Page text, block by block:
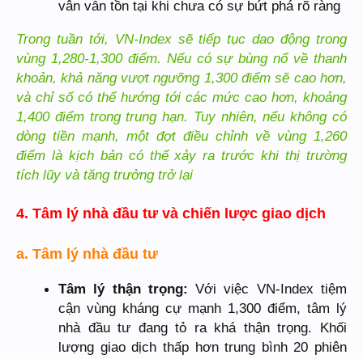
vân vẫn tồn tại khi chưa có sự bứt phá rõ ràng
Trong tuần tới, VN-Index sẽ tiếp tục dao động trong
vùng 1,280-1,300 điểm. Nếu có sự bùng nổ về thanh
khoản, khả năng vượt ngưỡng 1,300 điểm sẽ cao hơn,
và chỉ số có thể hướng tới các mức cao hơn, khoảng
1,400 điểm trong trung hạn. Tuy nhiên, nếu không có
dòng tiền mạnh, một đợt điều chỉnh về vùng 1,260
điểm là kịch bản có thể xảy ra trước khi thị trường
tích lũy và tăng trưởng trở lại
4. Tâm lý nhà đầu tư và chiến lược giao dịch
a. Tâm lý nhà đầu tư
Tâm lý thận trọng:Với việc VN-Index tiệm
cận vùng kháng cự mạnh 1,300 điểm, tâm lý
nhà đầu tư đang tỏ ra khá thận trọng. Khối
lượng giao dịch thấp hơn trung bình 20 phiên